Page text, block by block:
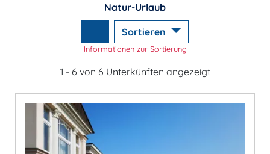
Natur-Urlaub
Sortieren
Informationen zur Sortierung
1 - 6 von 6 Unterkünften angezeigt